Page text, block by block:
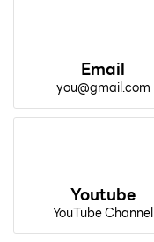
Email
you@gmail.com
Youtube
YouTube Channel